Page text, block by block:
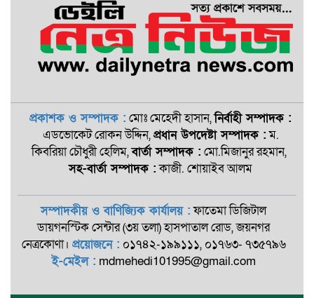
প্রকাশক ও সম্পাদক : মোঃ মেহেদী হাসান,নির্বাহী সম্পাদক :
এডভোকেট রোকন ‍উদ্দিন,প্রধান উপদেষ্টা সম্পাদক :ম.
কিবরিয়া চৌধুরী হেলিম,বার্তা সম্পাদক : মো.মিজানুর রহমান,
সহ-বার্তা সম্পাদক :কাজী. শোয়াইব আলম
সম্পাদকীয় ও বাণিজ্যিক কার্যালয় :ফাতেমা ডিজিটাল
ডায়গনস্টিক সেন্টার (৩য় তলা) হাসপাতাল রোড, জয়নগর
নেত্রকোণা। প্রয়োজনে : ০১৭৪২-১৯৯১১১, ০১৭৬৩- ৭৩৫৭৯৬
ই-মেইল : mdmehedi101995@gmail.com